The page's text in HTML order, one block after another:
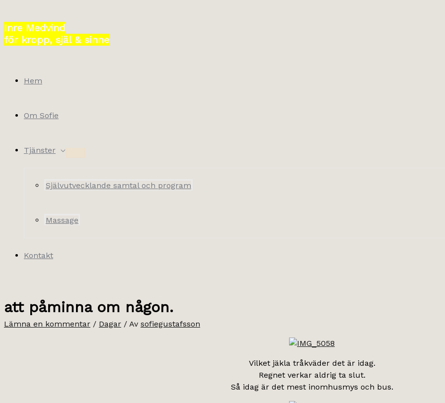
till
innehåll
Inre Medvind
för kropp, själ & sinne
Hem
Om Sofie
Tjänster
Självutvecklande samtal och program
Massage
Kontakt
att påminna om någon.
Lämna en kommentar / Dagar / Av sofiegustafsson
Vilket jäkla tråkväder det är idag.
Regnet verkar aldrig ta slut.
Så idag är det mest inomhusmys och bus.